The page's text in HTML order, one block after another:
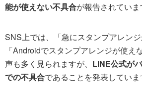
能が使えない不具合が報告されていま
SNS上では、「急にスタンプアレンジ
「Androidでスタンプアレンジが使え
声も多く見られますが、 LINE公式が
での不具合であることを発表していま